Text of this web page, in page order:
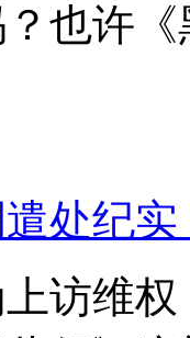
也许
处纪实
访维